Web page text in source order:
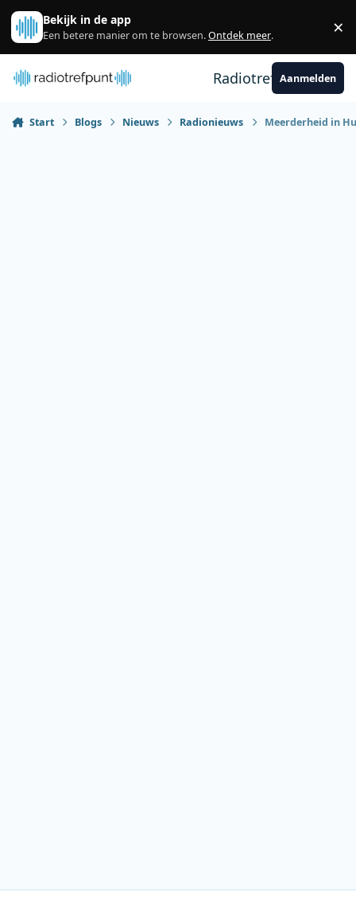
Spring naar bijdragen
Bekijk in de app
Een betere manier om te browsen.Ontdek meer. ×
RadiotrefpuntAanmelden
Start Blogs Nieuws Radionieuws Meerderheid in